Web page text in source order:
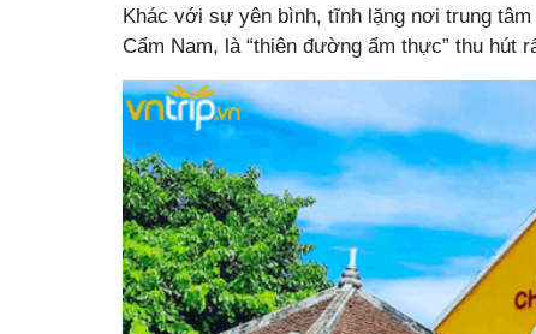
Khác với sự yên bình, tĩnh lặng nơi trung
Cẩm Nam, là “thiên đường ẩm thực” thu hút